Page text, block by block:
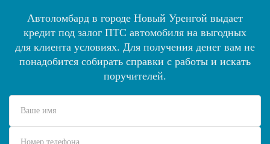
Автоломбард в городе Новый Уренгой выдает
кредит под залог ПТС автомобиля на выгодных
для клиента условиях. Для получения денег вам не
понадобится собирать справки с работы и искать
поручителей.